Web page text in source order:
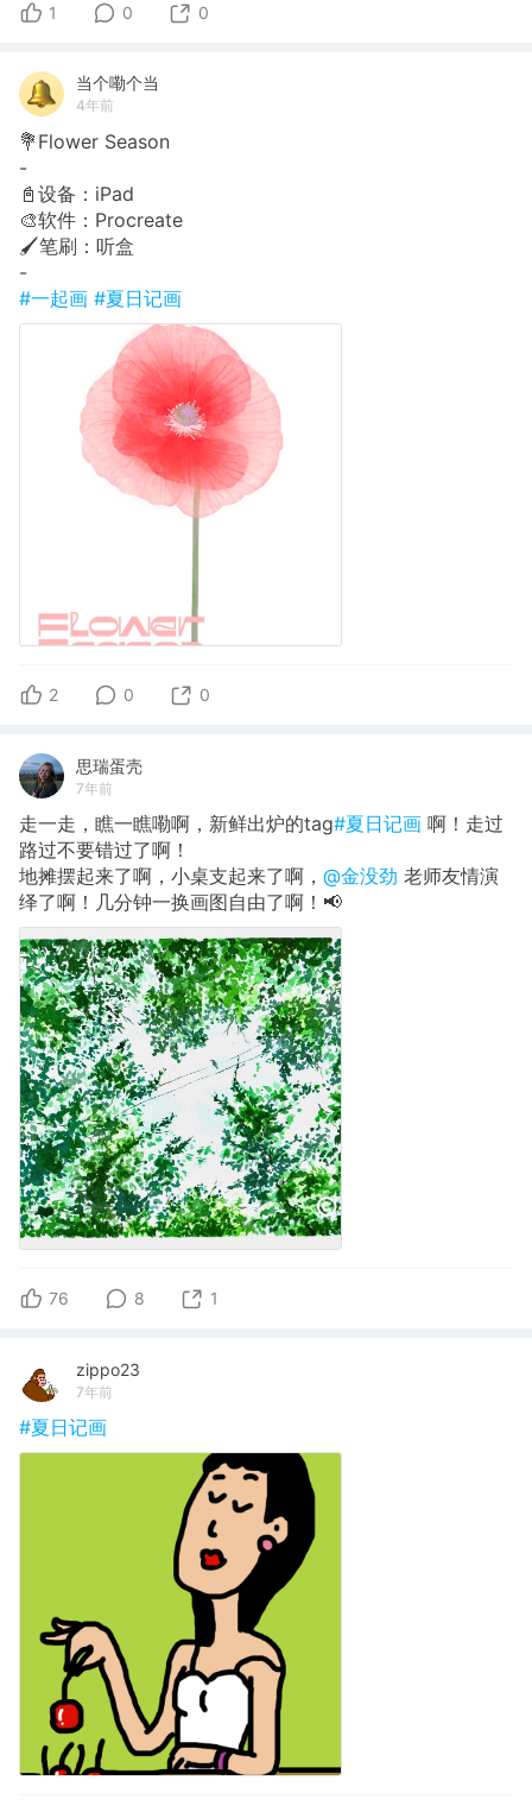
1 0 0
当个嘞个当
4年前
💐Flower Season
-
📓设备：iPad
🎨软件：Procreate
🖌笔刷：听盒
-
#一起画 #夏日记画
2 0 0
思瑞蛋壳
7年前
走一走，瞧一瞧嘞啊，新鲜出炉的tag#夏日记画 啊！走过
路过不要错过了啊！
地摊摆起来了啊，小桌支起来了啊， @金没劲 老师友情演
绎了啊！几分钟一换画图自由了啊！📢
76 8 1
zippo23
7年前
#夏日记画